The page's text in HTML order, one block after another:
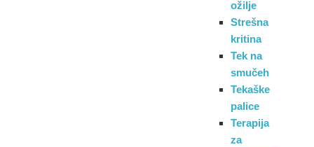
ožilje
Strešna
kritina
Tek na
smučeh
Tekaške
palice
Terapija
za